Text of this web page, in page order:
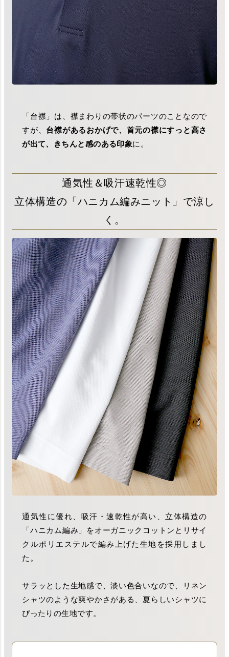
「台襟」は、襟まわりの帯状のパーツのことなので
すが、 台襟があるおかげで、首元の襟にすっと高さ
が出て、きちんと感のある印象に。
通気性＆吸汗速乾性◎
立体構造の「ハニカム編みニット」で涼し
く。
通気性に優れ、吸汗・速乾性が高い、立体構造の
「ハニカム編み」をオーガニックコットンとリサイ
クルポリエステルで編み上げた生地を採用しまし
た。
サラッとした生地感で、淡い色合いなので、リネン
シャツのような爽やかさがある、夏らしいシャツに
ぴったりの生地です。